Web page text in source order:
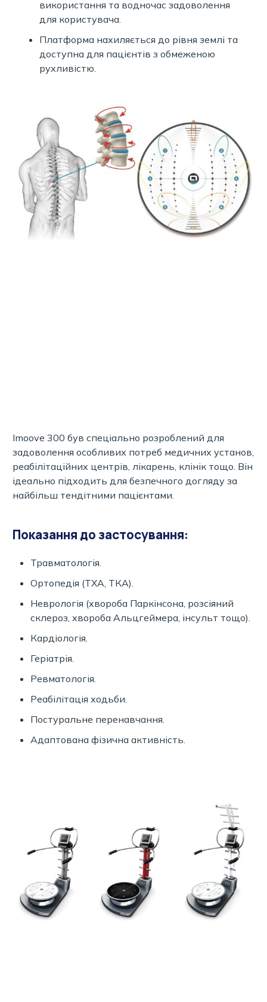
використання та водночас задоволення
для користувача.
Платформа нахиляється до рівня землі та
доступна для пацієнтів з обмеженою
рухливістю.
Imoove 300 був спеціально розроблений для
задоволення особливих потреб медичних установ,
реабілітаційних центрів, лікарень, клінік тощо. Він
ідеально підходить для безпечного догляду за
найбільш тендітними пацієнтами.
Показання до застосування:
Травматологія.
Ортопедія (ТХА, ТКА).
Неврологія (хвороба Паркінсона, розсіяний
склероз, хвороба Альцгеймера, інсульт тощо).
Кардіологія.
Геріатрія.
Ревматологія.
Реабілітація ходьби.
Постуральне перенавчання.
Адаптована фізична активність.